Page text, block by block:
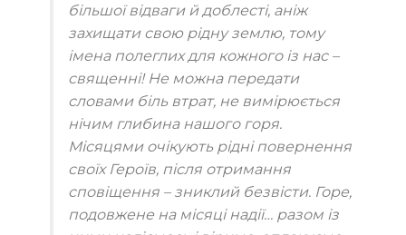
більшої відваги й доблесті, аніж
захищати свою рідну землю, тому
імена полеглих для кожного із нас –
священні! Не можна передати
словами біль втрат, не вимірюється
нічим глибина нашого горя.
Місяцями очікують рідні повернення
своїх Героїв, після отримання
сповіщення – зниклий безвісти. Горе,
подовжене на місяці надії… разом із